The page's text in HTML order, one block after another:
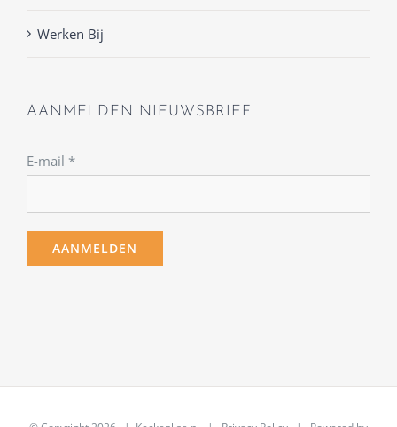
Werken Bij
AANMELDEN NIEUWSBRIEF
E-mail *